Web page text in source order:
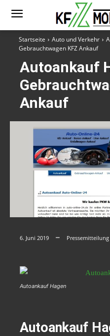
Startseite Auto und Verkehr
Gebrauchtwagen KFZ Ankauf
Autoankauf
Ankauf
6. Juni 2019 Pressemitteilung
Autoankauf Hagen
Autoankauf